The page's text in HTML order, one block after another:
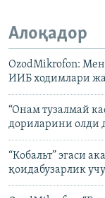
Алоқадор
OzodMikrofon:
ИИБ ходимлари
“Онам тузалмай
дориларини олди
“Кобальт” эгаси
қоидабузарлик